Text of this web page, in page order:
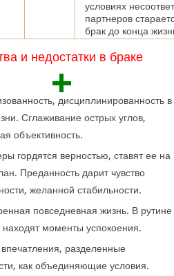
условиях
партнеров
брак до конца
и недостатки в браке
+
дисциплинированность в
Сглаживание острых углов,
объективность.
гордятся верностью, ставят ее на
Преданность дарит чувство
желанной стабильности.
повседневная жизнь. В рутине
моменты успокоения.
разделенные
как объединяющие условия.